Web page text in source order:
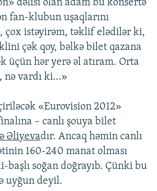
dəlisi olan adam bu konsertə
fan-klubun uşaqlarını
çox istəyirəm, təklif elədilər ki,
çək qoy, bəlkə bilet qazana
üçün hər yerə əl atıram. Orta
nə vardı ki…»
«Eurovision 2012»
– canlı şouya bilet
Əliyevadır. Ancaq həmin canlı
160-240 manat olması
soğan doğrayıb. Çünki bu
uyğun deyil.